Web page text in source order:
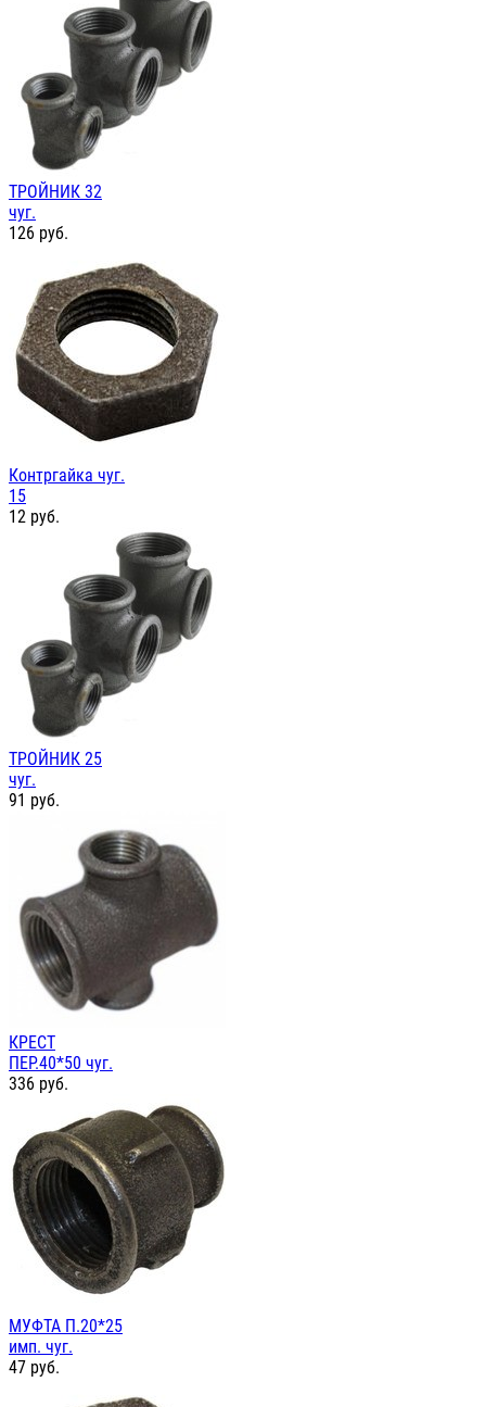
ТРОЙНИК 32
чуг.
126 руб.
Контргайка чуг.
15
12 руб.
ТРОЙНИК 25
чуг.
91 руб.
КРЕСТ
ПЕР.40*50 чуг.
336 руб.
МУФТА П.20*25
имп. чуг.
47 руб.